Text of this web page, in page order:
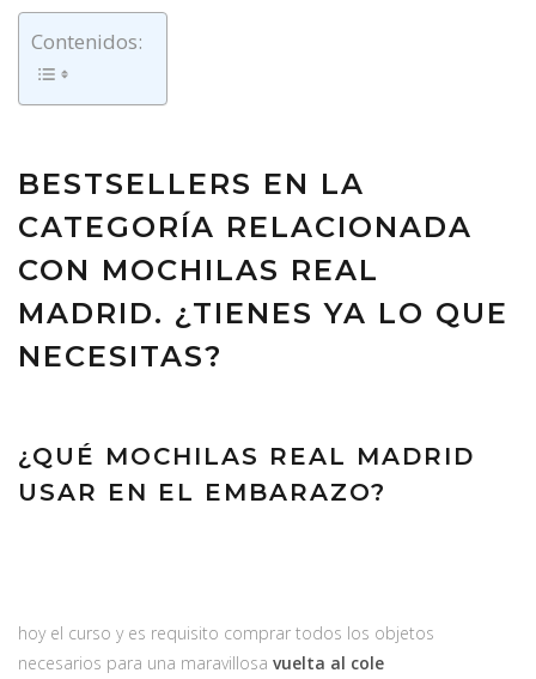
Contenidos:
BESTSELLERS EN LA
CATEGORÍA RELACIONADA
CON MOCHILAS REAL
MADRID. ¿TIENES YA LO QUE
NECESITAS?
¿QUÉ MOCHILAS REAL MADRID
USAR EN EL EMBARAZO?
hoy el curso y es requisito comprar todos los objetos
necesarios para una maravillosa vuelta al cole